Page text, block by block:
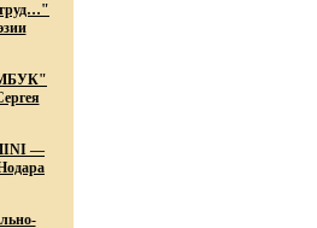
труд…"
—